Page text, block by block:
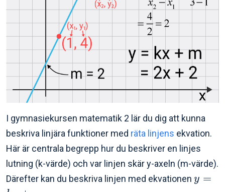
I gymnasiekursen matematik 2 lär du dig att kunna
beskriva linjära funktioner med räta linjens ekvation.
Här är centrala begrepp hur du beskriver en linjes
lutning (k-värde) och var linjen skär y-axeln (m-värde).
Därefter kan du beskriva linjen med ekvationen y =